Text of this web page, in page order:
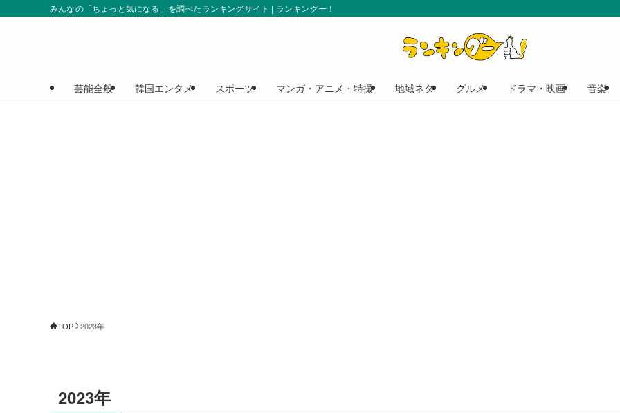
みんなの「ちょっと気になる」を調べたランキングサイト | ランキングー！
芸能全般 韓国エンタメ スポーツ マンガ・アニメ・特撮 地域ネタ グルメ ドラマ・映画 音楽
TOP 2023年
2023年